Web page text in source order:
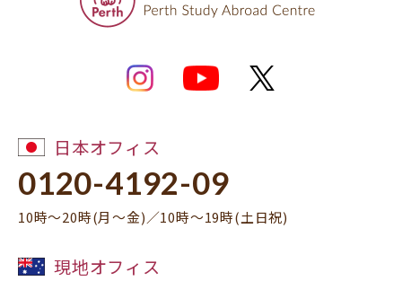
日本オフィス
0120-4192-09
10時～20時(月～金)／10時～19時(土日祝)
現地オフィス